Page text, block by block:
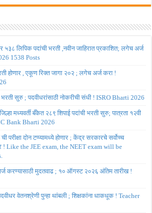
लिपिक पदांची भरती ,नवीन जाहिरात प्रकाशित; लगेच अर्ज
1538 Posts
होणार , एकूण रिक्त जागा २०२ ; लगेच अर्ज करा !
भरती सुरु ; पदवीधरांसाठी नोकरीची संधी ! ISRO Bharti 2026
मध्यवर्ती बँकेत २८९ शिपाई पदांची भरती सुरु; पात्रता १२वी
Bank Bharti 2026
परीक्षा दोन टप्प्यामध्ये होणार ; केंद्र सरकारचे सर्वोच्च
! Like the JEE exam, the NEET exam will be
करण्यासाठी मुदतवाढ ; १० ऑगस्ट २०२६ अंतिम तारीख !
पदवीधर वेतनश्रेणी पुन्हा थांबली ; शिक्षकांना धाकधूक ! Teacher